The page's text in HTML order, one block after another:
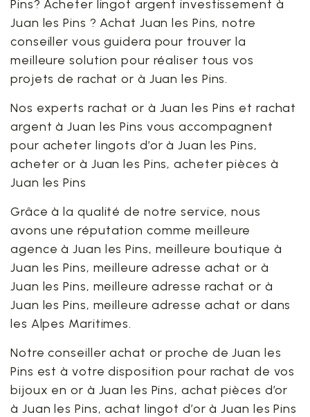
Pins? Acheter lingot argent investissement à
Juan les Pins ? Achat Juan les Pins, notre
conseiller vous guidera pour trouver la
meilleure solution pour réaliser tous vos
projets de rachat or à Juan les Pins.
Nos experts rachat or à Juan les Pins et rachat
argent à Juan les Pins vous accompagnent
pour acheter lingots d’or à Juan les Pins,
acheter or à Juan les Pins, acheter pièces à
Juan les Pins
Grâce à la qualité de notre service, nous
avons une réputation comme meilleure
agence à Juan les Pins, meilleure boutique à
Juan les Pins, meilleure adresse achat or à
Juan les Pins, meilleure adresse rachat or à
Juan les Pins, meilleure adresse achat or dans
les Alpes Maritimes.
Notre conseiller achat or proche de Juan les
Pins est à votre disposition pour rachat de vos
bijoux en or à Juan les Pins, achat pièces d’or
à Juan les Pins, achat lingot d’or à Juan les Pins